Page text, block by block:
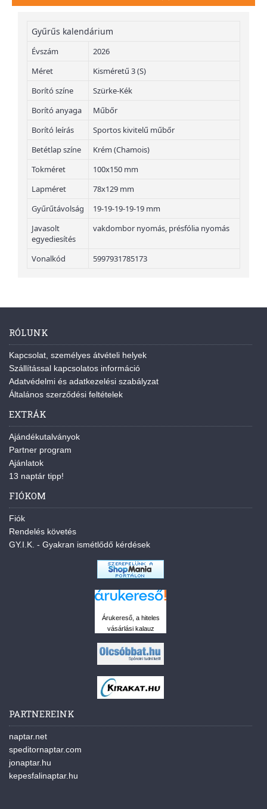
Gyűrűs kalendárium
Évszám
2026
Méret
Kisméretű 3 (S)
Borító színe
Szürke-Kék
Borító anyaga
Műbőr
Borító leírás
Sportos kivitelű műbőr
Betétlap színe
Krém (Chamois)
Tokméret
100x150 mm
Lapméret
78x129 mm
Gyűrűtávolság
19-19-19-19-19 mm
Javasolt
egyediesítés
vakdombor nyomás, présfólia nyomás
Vonalkód 5997931785173
RÓLUNK
Kapcsolat, személyes átvételi helyek
Szállítással kapcsolatos információ
Adatvédelmi és adatkezelési szabályzat
Általános szerződési feltételek
EXTRÁK
Ajándékutalványok
Partner program
Ajánlatok
13 naptár tipp!
FIÓKOM
Fiók
Rendelés követés
GY.I.K. - Gyakran ismétlődő kérdések
Árukereső, a hiteles
vásárlási kalauz
PARTNEREINK
naptar.net
speditornaptar.com
jonaptar.hu
kepesfalinaptar.hu